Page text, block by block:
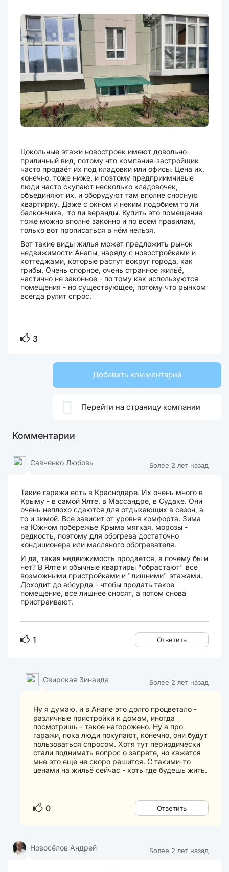
Цокольные этажи новостроек имеют довольно
приличный вид, потому что компания-застройщик
часто продаёт их под кладовки или офисы. Цена их,
конечно, тоже ниже, и поэтому предприимчивые
люди часто скупают несколько кладовочек,
объединяют их, и оборудуют там вполне сносную
квартирку. Даже с окном и неким подобием то ли
балкончика, то ли веранды. Купить это помещение
тоже можно вполне законно и по всем правилам,
только вот прописаться в нём нельзя.
Вот такие виды жилья может предложить рынок
недвижимости Анапы, наряду с новостройками и
коттеджами, которые растут вокруг города, как
грибы. Очень спорное, очень странное жильё,
частично не законное - по тому как используются
помещения - но существующее, потому что рынком
всегда рулит спрос.
3
Добавить комментарий
Перейти на страницу компании
Комментарии
Более 2 лет назад
Савченко Любовь
Такие гаражи есть в Краснодаре. Их очень много в
Крыму - в самой Ялте, в Массандре, в Судаке. Они
очень неплохо сдаются для отдыхающих в сезон, а
то и зимой. Все зависит от уровня комфорта. Зима
на Южном побережье Крыма мягкая, морозы -
редкость, поэтому для обогрева достаточно
кондиционера или масляного обогревателя.
И да, такая недвижимость продается, а почему бы и
нет? В Ялте и обычные квартиры "обрастают" все
возможными пристройками и "лишними" этажами.
Доходит до абсурда - чтобы продать такое
помещение, все лишнее сносят, а потом снова
пристраивают.
1 Ответить
Более 2 лет назад
Свирская Зинаида
Ну я думаю, и в Анапе это долго процветало -
различные пристройки к домам, иногда
посмотришь - такое нагорожено. Ну а про
гаражи, пока люди покупают, конечно, они будут
пользоваться спросом. Хотя тут периодически
стали поднимать вопрос о запрете, но кажется
мне это ещё не скоро решится. С такими-то
ценами на жильё сейчас - хоть где будешь жить.
0 Ответить
Более 2 лет назад
Новосёлов Андрей